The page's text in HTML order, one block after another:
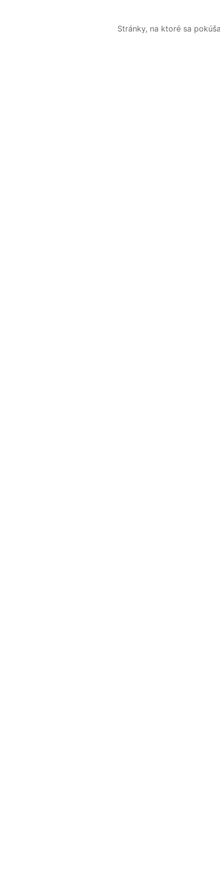
Stránky, na ktoré sa